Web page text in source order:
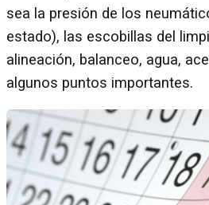
sea la presión de los
estado), las escobillas del
alineación, balanceo, agua,
algunos puntos importantes.